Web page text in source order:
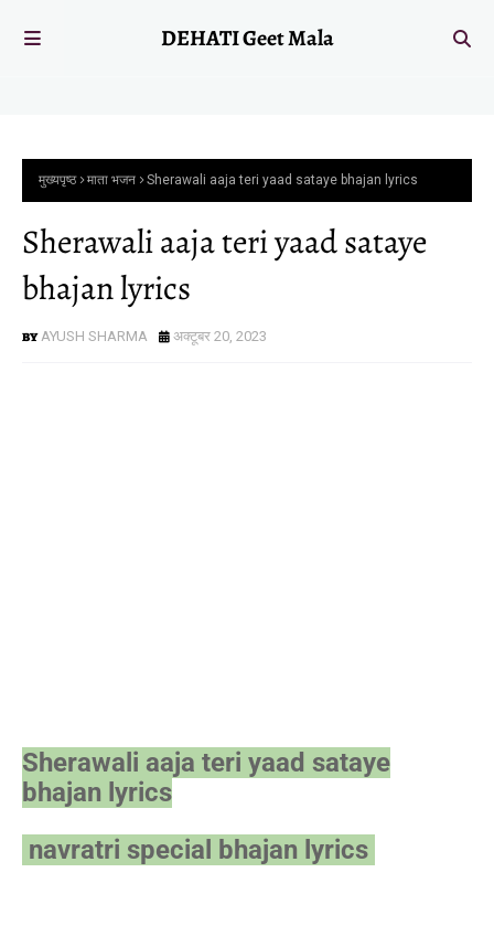
DEHATI Geet Mala
मुख्यपृष्ठ माता भजन Sherawali aaja teri yaad sataye bhajan lyrics
Sherawali aaja teri yaad sataye
bhajan lyrics
AYUSH SHARMA अक्टूबर 20, 2023
Sherawali aaja teri yaad sataye
bhajan lyrics
navratri special bhajan lyrics